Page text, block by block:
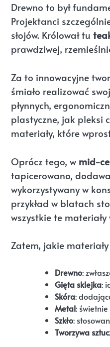
Drewno to był
Projektanci
słojów. Królował tu
prawdziwej,
Za to innowacyjne
śmiało realizować
płynnych,
plastyczne, jak pleksi
materiały, które
Oprócz tego, w mid-
tapicerowano,
wykorzystywany w
przykład w blatach
wszystkie te
Zatem, jakie
Drewno:
Gięta sklejka:
Skóra:
Metal:
Szkło:
Tworzywa